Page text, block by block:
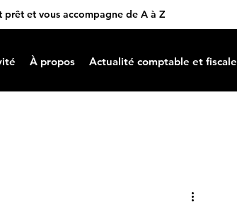
et vous accompagne de A à Z
À propos Actualité comptable et fiscale